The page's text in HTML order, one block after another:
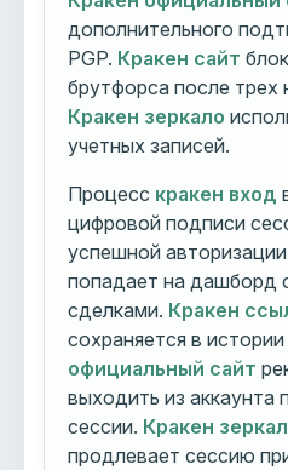
дополнительного
PGP. Кракен сайт
брутфорса после трех
Кракен зеркало
учетных записей.
Процесс кракен вход
цифровой подписи
успешной
попадает на дашборд
сделками. Кракен
сохраняется в
официальный сайт
выходить из аккаунта
сессии. Кракен
продлевает сессию